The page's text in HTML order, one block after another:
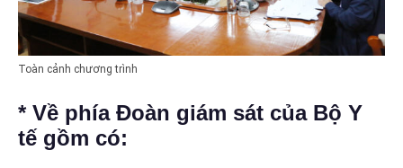
Toàn cảnh chương trình
* Về phía Đoàn giám sát của Bộ Y
tế gồm có: